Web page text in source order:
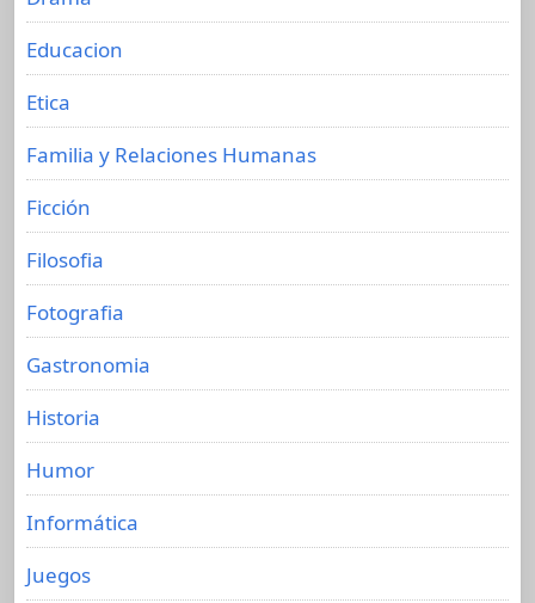
Educacion
Etica
Familia y Relaciones Humanas
Ficción
Filosofia
Fotografia
Gastronomia
Historia
Humor
Informática
Juegos